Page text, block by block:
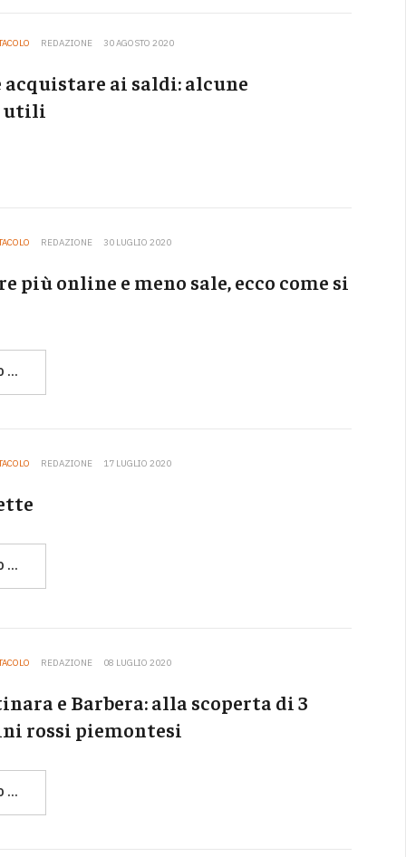
REDAZIONE 30 AGOSTO 2020
acquistare ai saldi: alcune
utili
REDAZIONE 30 LUGLIO 2020
più online e meno sale, ecco come si
…
REDAZIONE 17 LUGLIO 2020
…
REDAZIONE 08 LUGLIO 2020
e Barbera: alla scoperta di 3
rossi piemontesi
…